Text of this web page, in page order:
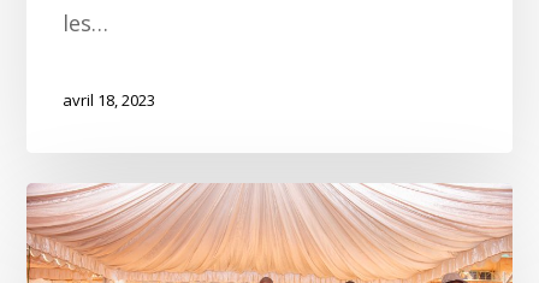
les…
avril 18, 2023